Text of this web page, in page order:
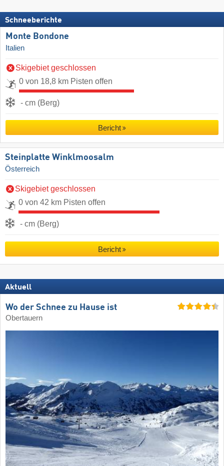
Schneeberichte
Monte Bondone
Italien
Skigebiet geschlossen
0 von 18,8 km Pisten offen
- cm (Berg)
Bericht
Steinplatte Winklmoosalm
Österreich
Skigebiet geschlossen
0 von 42 km Pisten offen
- cm (Berg)
Bericht
Aktuell
Wo der Schnee zu Hause ist
Obertauern